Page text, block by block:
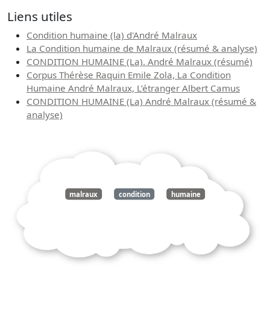
Liens utiles
Condition humaine (la) d'André Malraux
La Condition humaine de Malraux (résumé & analyse)
CONDITION HUMAINE (La). André Malraux (résumé)
Corpus Thérèse Raquin Emile Zola, La Condition
Humaine André Malraux, L’étranger Albert Camus
CONDITION HUMAINE (La) André Malraux (résumé &
analyse)
malraux condition humaine